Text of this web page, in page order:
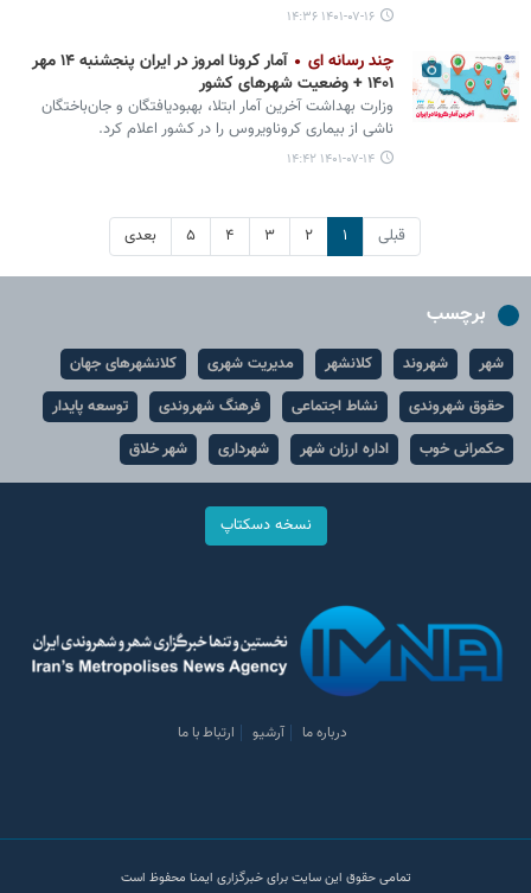
۱۴۰۱-۰۷-۱۶ ۱۴:۳۶
چند رسانه ای
آمار کرونا امروز در ایران پنجشنبه ۱۴ مهر
۱۴۰۱ + وضعیت شهرهای کشور
وزارت بهداشت آخرین آمار ابتلا، بهبودیافتگان و جان‌باختگان
ناشی از بیماری کروناویروس را در کشور اعلام کرد.
۱۴۰۱-۰۷-۱۴ ۱۴:۴۲
قبلی ۱ ۲ ۳ ۴ ۵ بعدی
برچسب
شهر شهروند کلانشهر مدیریت شهری
کلانشهرهای جهان
حقوق شهروندی
نشاط اجتماعی فرهنگ شهروندی
توسعه پایدار
حکمرانی خوب
اداره ارزان شهر شهرداری شهر خلاق
نسخه دسکتاپ
درباره ما آرشیو ارتباط با ما
تمامی حقوق این سایت برای خبرگزاری ایمنا محفوظ است